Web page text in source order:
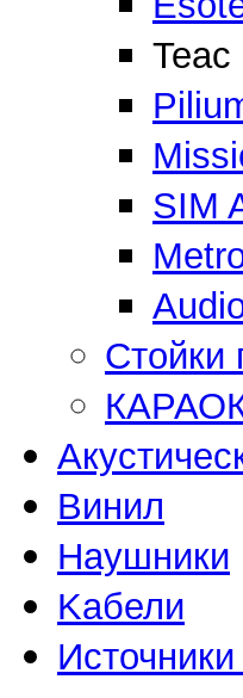
Teac
SIM
Стойки
Винил
Наушники
Kабели